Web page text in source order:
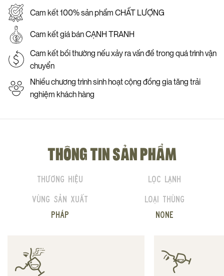
Cam kết 100% sản phẩm CHẤT LƯỢNG
Cam kết giá bán CẠNH TRANH
Cam kết bồi thường nếu xảy ra vấn đề trong quá trình vận
chuyển
Nhiều chương trình sinh hoạt cộng đồng gia tăng trải
nghiệm khách hàng
THÔNG TIN SẢN PHẨM
Thương hiệu
Lọc lạnh
Vùng sản xuất
Pháp
Loại thùng
None